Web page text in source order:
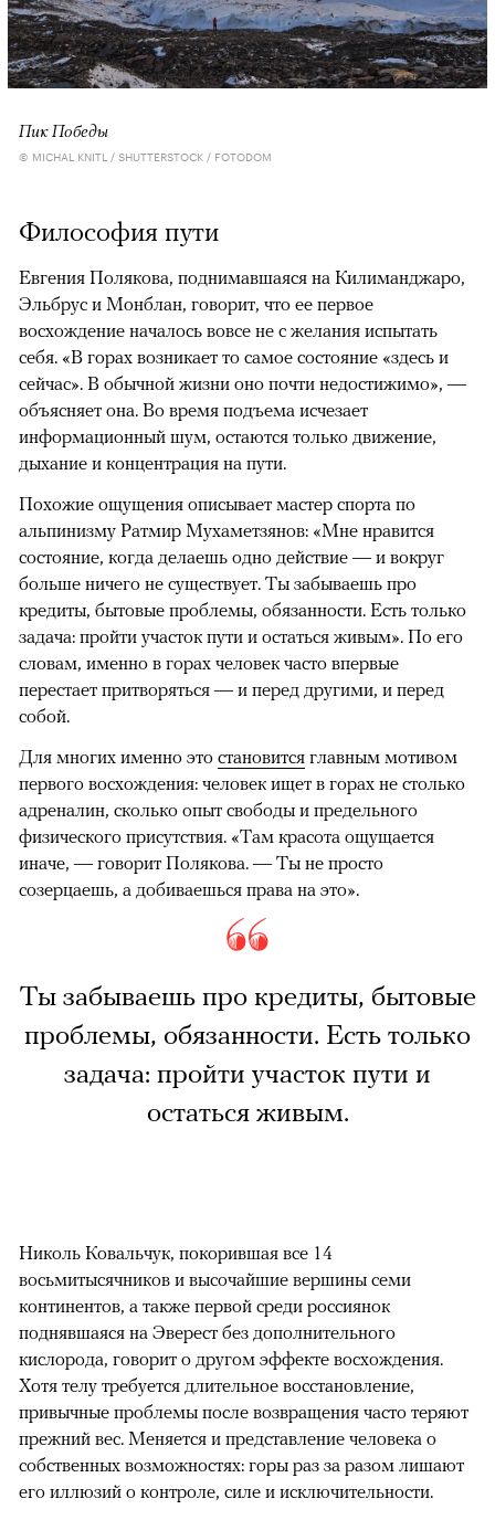
Пик Победы
© MICHAL KNITL / SHUTTERSTOCK / FOTODOM
Философия пути
Евгения Полякова, поднимавшаяся на Килиманджаро,
Эльбрус и Монблан, говорит, что ее первое
восхождение началось вовсе не с желания испытать
себя. «В горах возникает то самое состояние «здесь и
сейчас». В обычной жизни оно почти недостижимо», —
объясняет она. Во время подъема исчезает
информационный шум, остаются только движение,
дыхание и концентрация на пути.
Похожие ощущения описывает мастер спорта по
альпинизму Ратмир Мухаметзянов: «Мне нравится
состояние, когда делаешь одно действие — и вокруг
больше ничего не существует. Ты забываешь про
кредиты, бытовые проблемы, обязанности. Есть только
задача: пройти участок пути и остаться живым». По его
словам, именно в горах человек часто впервые
перестает притворяться — и перед другими, и перед
собой.
Для многих именно это становится главным мотивом
первого восхождения: человек ищет в горах не столько
адреналин, сколько опыт свободы и предельного
физического присутствия. «Там красота ощущается
иначе, — говорит Полякова. — Ты не просто
созерцаешь, а добиваешься права на это».
Ты забываешь про кредиты, бытовые
проблемы, обязанности. Есть только
задача: пройти участок пути и
остаться живым.
Николь Ковальчук, покорившая все 14
восьмитысячников и высочайшие вершины семи
континентов, а также первой среди россиянок
поднявшаяся на Эверест без дополнительного
кислорода, говорит о другом эффекте восхождения.
Хотя телу требуется длительное восстановление,
привычные проблемы после возвращения часто теряют
прежний вес. Меняется и представление человека о
собственных возможностях: горы раз за разом лишают
его иллюзий о контроле, силе и исключительности.